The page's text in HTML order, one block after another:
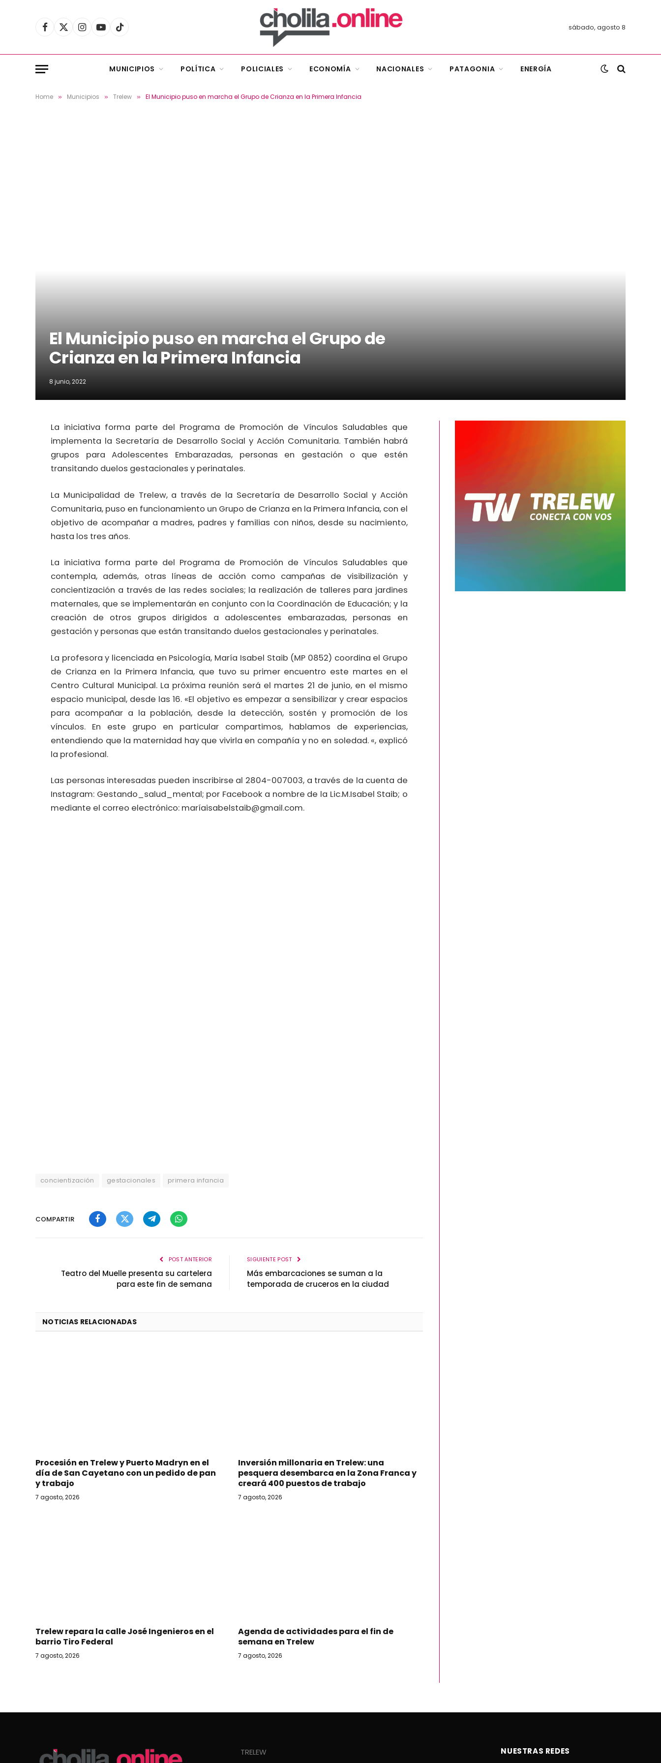
Facebook
X
Instagram
YouTubeTikTok sábado, agosto 8
MUNICIPIOS POLÍTICA POLICIALES ECONOMÍA NACIONALES PATAGONIA ENERGÍA
Home » Municipios » Trelew » El Municipio puso en marcha el Grupo de Crianza en la Primera Infancia
El Municipio puso en marcha el Grupo de
Crianza en la Primera Infancia
8 junio, 2022
La iniciativa forma parte del Programa de Promoción de Vínculos Saludables que
implementa la Secretaría de Desarrollo Social y Acción Comunitaria. También habrá
grupos para Adolescentes Embarazadas, personas en gestación o que estén
transitando duelos gestacionales y perinatales.
La Municipalidad de Trelew, a través de la Secretaría de Desarrollo Social y Acción
Comunitaria, puso en funcionamiento un Grupo de Crianza en la Primera Infancia, con el
objetivo de acompañar a madres, padres y familias con niños, desde su nacimiento,
hasta los tres años.
La iniciativa forma parte del Programa de Promoción de Vínculos Saludables que
contempla, además, otras líneas de acción como campañas de visibilización y
concientización a través de las redes sociales; la realización de talleres para jardines
maternales, que se implementarán en conjunto con la Coordinación de Educación; y la
creación de otros grupos dirigidos a adolescentes embarazadas, personas en
gestación y personas que están transitando duelos gestacionales y perinatales.
La profesora y licenciada en Psicología, María Isabel Staib (MP 0852) coordina el Grupo
de Crianza en la Primera Infancia, que tuvo su primer encuentro este martes en el
Centro Cultural Municipal. La próxima reunión será el martes 21 de junio, en el mismo
espacio municipal, desde las 16. «El objetivo es empezar a sensibilizar y crear espacios
para acompañar a la población, desde la detección, sostén y promoción de los
vínculos. En este grupo en particular compartimos, hablamos de experiencias,
entendiendo que la maternidad hay que vivirla en compañía y no en soledad. «, explicó
la profesional.
Las personas interesadas pueden inscribirse al 2804-007003, a través de la cuenta de
Instagram: Gestando_salud_mental; por Facebook a nombre de la Lic.M.Isabel Staib; o
mediante el correo electrónico: maríaisabelstaib@gmail.com.
concientización gestacionales primera infancia
COMPARTIR
FacebookTwitterTelegramWhatsApp
POST ANTERIOR
Teatro del Muelle presenta su cartelera
para este fin de semana
SIGUIENTE POST
Más embarcaciones se suman a la
temporada de cruceros en la ciudad
NOTICIAS RELACIONADAS
Procesión en Trelew y Puerto Madryn en el
día de San Cayetano con un pedido de pan
y trabajo
7 agosto, 2026
Inversión millonaria en Trelew: una
pesquera desembarca en la Zona Franca y
creará 400 puestos de trabajo
7 agosto, 2026
Trelew repara la calle José Ingenieros en el
barrio Tiro Federal
7 agosto, 2026
Agenda de actividades para el fin de
semana en Trelew
7 agosto, 2026
TRELEW NUESTRAS REDES